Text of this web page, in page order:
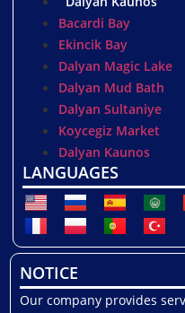
Bacardi Bay
Ekincik Bay
Dalyan Magic Lake
Dalyan Mud Bath
Dalyan Sultaniye
Koycegiz Market
Dalyan Kaunos
LANGUAGES
NOTICE
Our company provides